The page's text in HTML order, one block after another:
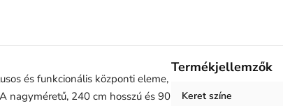
és funkcionális központi eleme,
nagyméretű, 240 cm hosszú és 90
Termékjellemzők
Keret színe